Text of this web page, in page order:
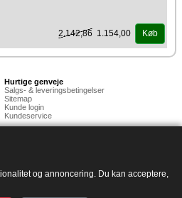
og annoncering. Du kan acceptere,
2.142,86 1.154,00 Køb
Hurtige genveje
Salgs- & leveringsbetingelser
Sitemap
Kunde login
Kundeservice